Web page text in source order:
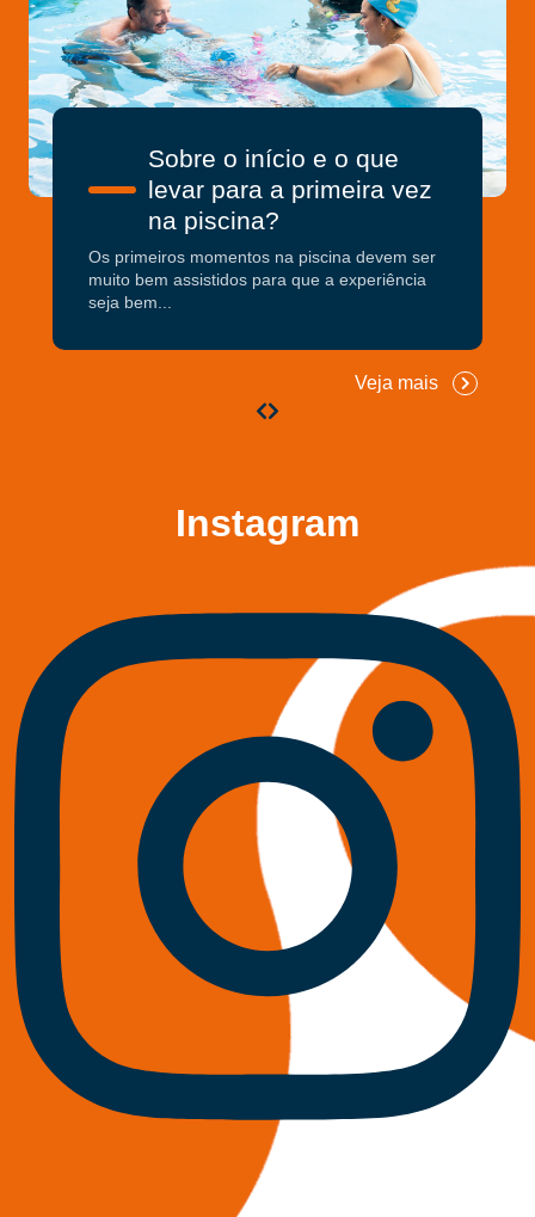
Sobre o início e o que
levar para a primeira vez
na piscina?
Os primeiros momentos na piscina devem ser
muito bem assistidos para que a experiência
seja bem...
Veja mais
Instagram